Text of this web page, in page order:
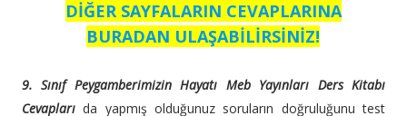
DİĞER SAYFALARIN CEVAPLARINA
BURADAN ULAŞABİLİRSİNİZ!
9. Sınıf Peygamberimizin Hayatı Meb Yayınları Ders Kitabı
Cevaplarıda yapmış olduğunuz soruların doğruluğunu test